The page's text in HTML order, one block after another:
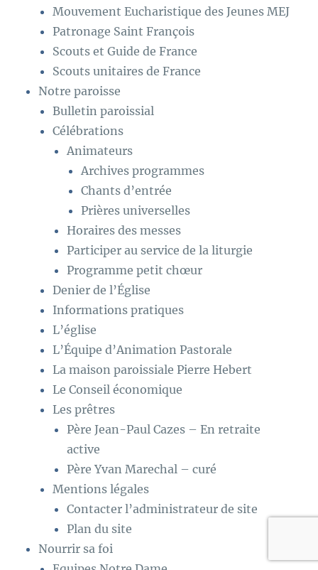
Mouvement Eucharistique des Jeunes MEJ
Patronage Saint François
Scouts et Guide de France
Scouts unitaires de France
Notre paroisse
Bulletin paroissial
Célébrations
Animateurs
Archives programmes
Chants d’entrée
Prières universelles
Horaires des messes
Participer au service de la liturgie
Programme petit chœur
Denier de l’Église
Informations pratiques
L’église
L’Équipe d’Animation Pastorale
La maison paroissiale Pierre Hebert
Le Conseil économique
Les prêtres
Père Jean-Paul Cazes – En retraite
active
Père Yvan Marechal – curé
Mentions légales
Contacter l’administrateur de site
Plan du site
Nourrir sa foi